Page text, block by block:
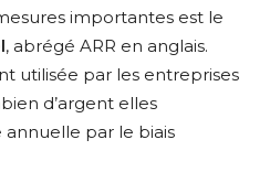
importantes est le
, abrégé ARR en anglais.
utilisée par les entreprises
d’argent elles
par le biais